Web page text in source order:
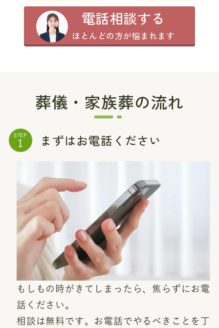
電話相談する
ほとんどの方が悩まれます
葬儀・家族葬の流れ
STEP まずはお電話ください
もしもの時がきてしまったら、焦らずにお電
話ください。
相談は無料です。お電話でやるべきことを丁